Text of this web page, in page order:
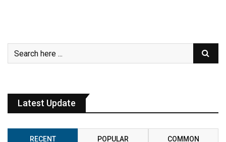
Latest Update
RECENT POPULAR COMMON